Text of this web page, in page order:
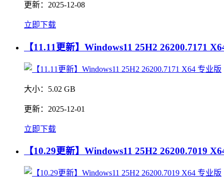
更新： 2025-12-08
立即下载
【11.11更新】Windows11 25H2 26200.7171
大小： 5.02 GB
更新： 2025-12-01
立即下载
【10.29更新】Windows11 25H2 26200.7019